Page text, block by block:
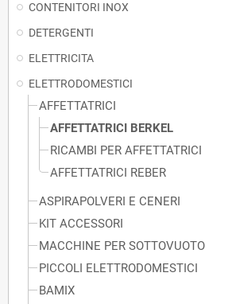
CONTENITORI INOX
DETERGENTI
ELETTRICITA
ELETTRODOMESTICI
AFFETTATRICI
AFFETTATRICI BERKEL
RICAMBI PER AFFETTATRICI
AFFETTATRICI REBER
ASPIRAPOLVERI E CENERI
KIT ACCESSORI
MACCHINE PER SOTTOVUOTO
PICCOLI ELETTRODOMESTICI
BAMIX